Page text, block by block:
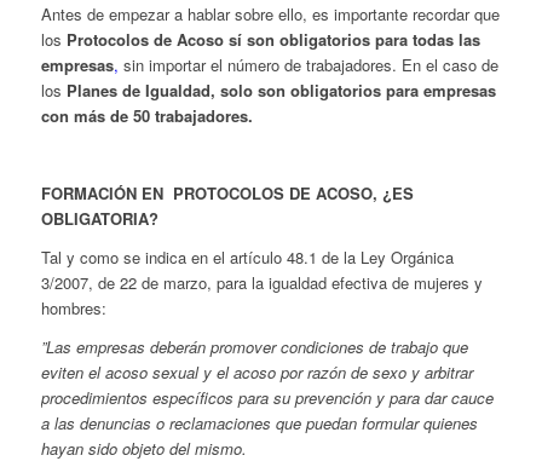
Antes de empezar a hablar sobre ello, es importante recordar que
los Protocolos de Acoso sí son obligatorios para todas las
empresas, sin importar el número de trabajadores. En el caso de
los Planes de Igualdad, solo son obligatorios para empresas
con más de 50 trabajadores.
FORMACIÓN EN PROTOCOLOS DE ACOSO, ¿ES
OBLIGATORIA?
Tal y como se indica en el artículo 48.1 de la Ley Orgánica
3/2007, de 22 de marzo, para la igualdad efectiva de mujeres y
hombres:
”Las empresas deberán promover condiciones de trabajo que
eviten el acoso sexual y el acoso por razón de sexo y arbitrar
procedimientos específicos para su prevención y para dar cauce
a las denuncias o reclamaciones que puedan formular quienes
hayan sido objeto del mismo.